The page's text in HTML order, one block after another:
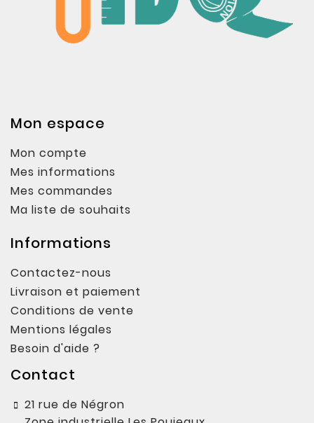
Mon espace
Mon compte
Mes informations
Mes commandes
Ma liste de souhaits
Informations
Contactez-nous
Livraison et paiement
Conditions de vente
Mentions légales
Besoin d'aide ?
Contact
21 rue de Négron